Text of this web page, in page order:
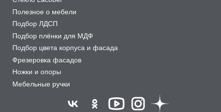
Полезное о мебели
Подбор ЛДСП
Подбор плёнки для МДФ
Подбор цвета корпуса и фасада
Фрезеровка фасадов
Ножки и опоры
Мебельные ручки